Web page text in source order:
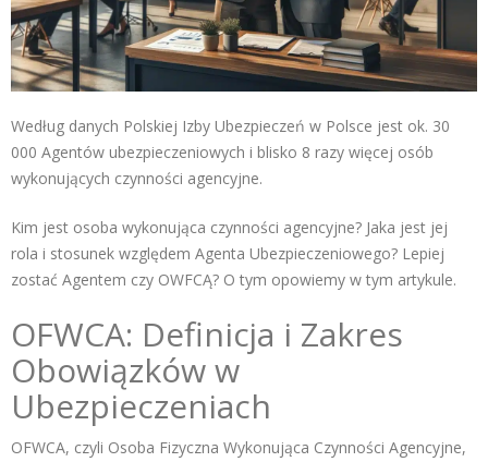
Według danych Polskiej Izby Ubezpieczeń w Polsce jest ok. 30
000 Agentów ubezpieczeniowych i blisko 8 razy więcej osób
wykonujących czynności agencyjne.
Kim jest osoba wykonująca czynności agencyjne? Jaka jest jej
rola i stosunek względem Agenta Ubezpieczeniowego? Lepiej
zostać Agentem czy OWFCĄ? O tym opowiemy w tym artykule.
OFWCA: Definicja i Zakres
Obowiązków w
Ubezpieczeniach
OFWCA, czyli Osoba Fizyczna Wykonująca Czynności Agencyjne,